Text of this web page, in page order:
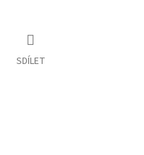
SDÍLET